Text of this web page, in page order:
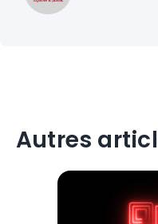
Autres